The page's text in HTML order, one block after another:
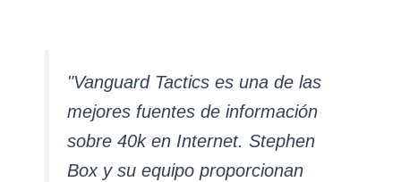
"Vanguard Tactics es una de las
mejores fuentes de información
sobre 40k en Internet. Stephen
Box y su equipo proporcionan